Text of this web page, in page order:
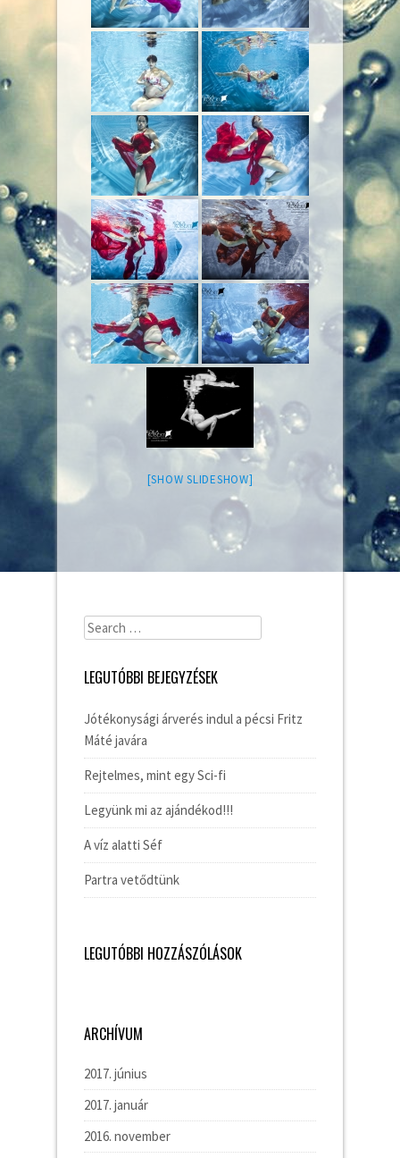
[SHOW SLIDESHOW]
Search
LEGUTÓBBI BEJEGYZÉSEK
Jótékonysági árverés indul a pécsi Fritz
Máté javára
Rejtelmes, mint egy Sci-fi
Legyünk mi az ajándékod!!!
A víz alatti Séf
Partra vetődtünk
LEGUTÓBBI HOZZÁSZÓLÁSOK
ARCHÍVUM
2017. június
2017. január
2016. november